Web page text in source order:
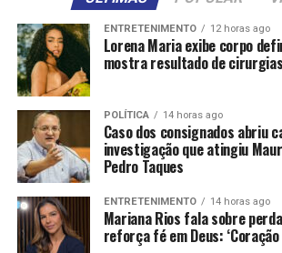
Fazenda, Fernando Haddad, entrou em
Tribunal de Contas da União (TCU) e
medida provisória para garantir a
contratações.
Comentários
ENTRETENIMENTO 12 horas ago
Lorena Maria exibe corpo
mostra resultado de
POLÍTICA 14 horas ago
Caso dos consignados abriu
investigação que atingiu
Pedro Taques
ENTRETENIMENTO 14 horas ago
Mariana Rios fala sobre
reforça fé em Deus: ‘Coração